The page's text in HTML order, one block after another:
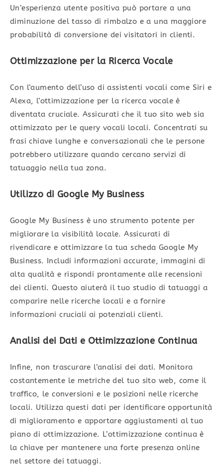
Un’esperienza utente positiva può portare a una
diminuzione del tasso di rimbalzo e a una maggiore
probabilità di conversione dei visitatori in clienti.
Ottimizzazione per la Ricerca Vocale
Con l’aumento dell’uso di assistenti vocali come Siri e
Alexa, l’ottimizzazione per la ricerca vocale è
diventata cruciale. Assicurati che il tuo sito web sia
ottimizzato per le query vocali locali. Concentrati su
frasi chiave lunghe e conversazionali che le persone
potrebbero utilizzare quando cercano servizi di
tatuaggio nella tua zona.
Utilizzo di Google My Business
Google My Business è uno strumento potente per
migliorare la visibilità locale. Assicurati di
rivendicare e ottimizzare la tua scheda Google My
Business. Includi informazioni accurate, immagini di
alta qualità e rispondi prontamente alle recensioni
dei clienti. Questo aiuterà il tuo studio di tatuaggi a
comparire nelle ricerche locali e a fornire
informazioni cruciali ai potenziali clienti.
Analisi dei Dati e Ottimizzazione Continua
Infine, non trascurare l’analisi dei dati. Monitora
costantemente le metriche del tuo sito web, come il
traffico, le conversioni e le posizioni nelle ricerche
locali. Utilizza questi dati per identificare opportunità
di miglioramento e apportare aggiustamenti al tuo
piano di ottimizzazione. L’ottimizzazione continua è
la chiave per mantenere una forte presenza online
nel settore dei tatuaggi.